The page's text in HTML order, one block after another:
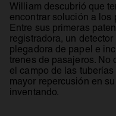
William descubrió que
encontrar solución a los
Entre sus primeras
registradora, un
plegadora de papel e
trenes de pasajeros. No
el campo de las
mayor repercusión en
inventando.